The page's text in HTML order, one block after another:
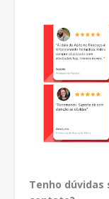
Tenho dúvidas